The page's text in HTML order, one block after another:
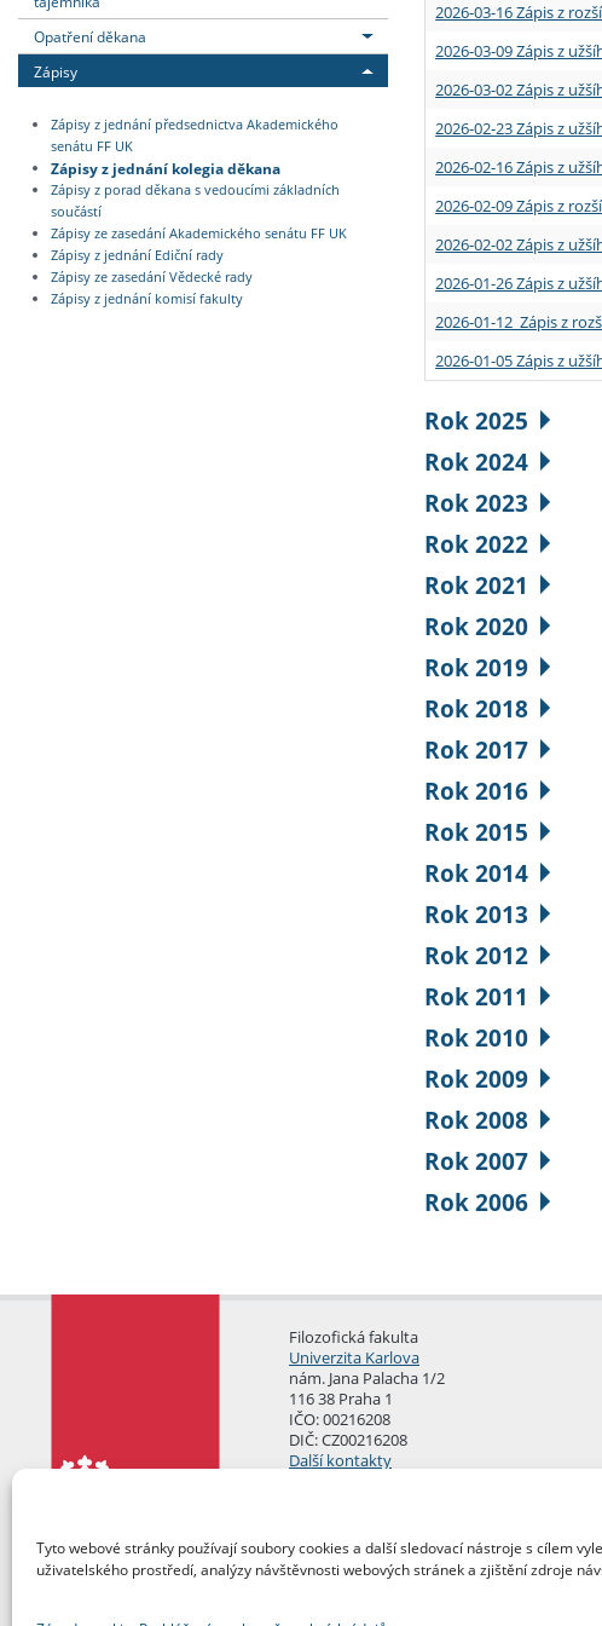
Tyto webové stránky používají soubory cookies a další sledovací nástroje s cílem
uživatelského prostředí, analýzy návštěvnosti webových stránek a zjištění zdroje
Opatření děkana
Zápisy
Zápisy z jednání předsednictva Akademického
senátu FF UK
Zápisy z jednání kolegia děkana
Zápisy z porad děkana s vedoucími základních
součástí
Zápisy ze zasedání Akademického senátu FF UK
Zápisy z jednání Ediční rady
Zápisy ze zasedání Vědecké rady
Zápisy z jednání komisí fakulty
2026-03-16 Zápis z
2026-03-09 Zápis z
2026-03-02 Zápis z
2026-02-23 Zápis z
2026-02-16 Zápis z
2026-02-09 Zápis z
2026-02-02 Zápis z
2026-01-26 Zápis z
2026-01-12 Zápis z
2026-01-05 Zápis z
Rok 2025
Rok 2024
Rok 2023
Rok 2022
Rok 2021
Rok 2020
Rok 2019
Rok 2018
Rok 2017
Rok 2016
Rok 2015
Rok 2014
Rok 2013
Rok 2012
Rok 2011
Rok 2010
Rok 2009
Rok 2008
Rok 2007
Rok 2006
Filozofická fakulta
Univerzita Karlova
nám. Jana Palacha 1/2
116 38 Praha 1
IČO: 00216208
DIČ: CZ00216208
Další kontakty